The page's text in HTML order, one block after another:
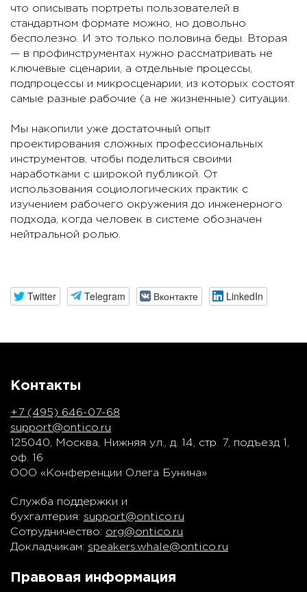
что описывать портреты пользователей в
стандартном формате можно, но довольно
бесполезно. И это только половина беды. Вторая
— в профинструментах нужно рассматривать не
ключевые сценарии, а отдельные процессы,
подпроцессы и микросценарии, из которых состоят
самые разные рабочие (а не жизненные) ситуации.
Мы накопили уже достаточный опыт
проектирования сложных профессиональных
инструментов, чтобы поделиться своими
наработками с широкой публикой. От
использования социологических практик с
изучением рабочего окружения до инженерного
подхода, когда человек в системе обозначен
нейтральной ролью.
Twitter Telegram Вконтакте LinkedIn
Контакты
+7 (495) 646-07-68
support@ontico.ru
125040, Москва, Нижняя ул., д. 14, стр. 7, подъезд 1,
оф. 16
ООО «Конференции Олега Бунина»
Служба поддержки и
бухгалтерия: support@ontico.ru
Сотрудничество: org@ontico.ru
Докладчикам: speakers.whale@ontico.ru
Правовая информация